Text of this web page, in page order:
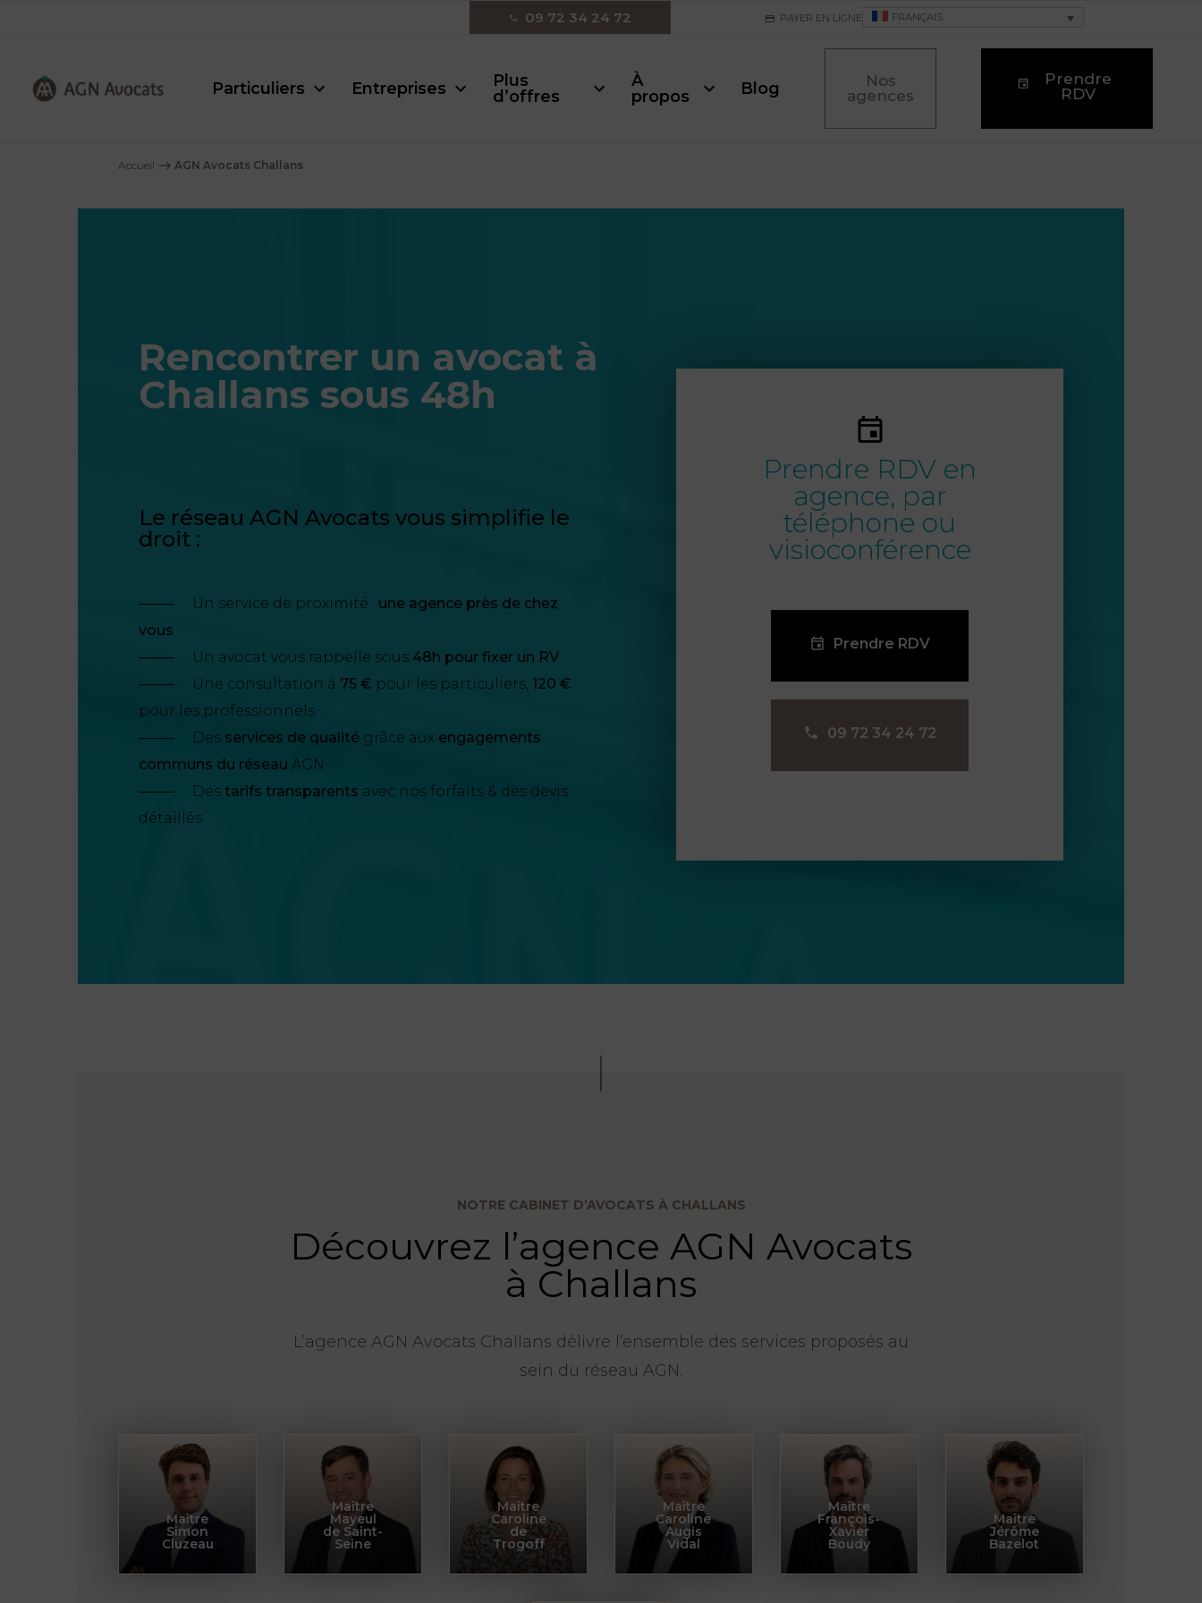
09 72 34 24 72 PAYER EN LIGNE FRANÇAIS
Particuliers Entreprises
Plus
d’offres
À
propos
Blog
Nos
agences
Prendre
RDV
Accueil ⟶ AGN Avocats Challans
Rencontrer un avocat à
Challans sous 48h
Le réseau AGN Avocats vous simplifie le
droit :
Un service de proximité : une agence près de chez
vous
Un avocat vous rappelle sous 48h pour fixer un RV
Une consultation à 75 € pour les particuliers, 120 €
pour les professionnels
Des services de qualité grâce aux engagements
communs du réseau AGN
Destarifs transparents avec nos forfaits & des devis
détaillés
Prendre RDV en
agence, par
téléphone ou
visioconférence
Prendre RDV
09 72 34 24 72
NOTRE CABINET D’AVOCATS À CHALLANS
Découvrez l’agence AGN Avocats
à Challans
L’agence AGN Avocats Challans délivre l’ensemble des services proposés au
sein du réseau AGN.
Maître
Simon
Cluzeau
Maître
Mayeul
de Saint-
Seine
Maître
Caroline
de
Trogoff
Maître
Caroline
Augis
Vidal
Maître
François-
Xavier
Boudy
Maître
Jérôme
Bazelot